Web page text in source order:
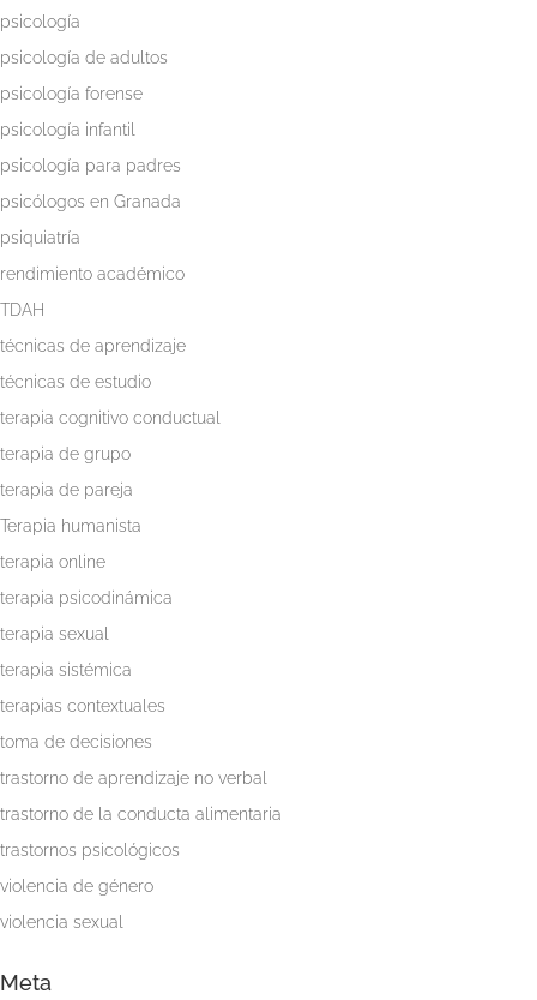
psicología
psicología de adultos
psicología forense
psicología infantil
psicología para padres
psicólogos en Granada
psiquiatría
rendimiento académico
TDAH
técnicas de aprendizaje
técnicas de estudio
terapia cognitivo conductual
terapia de grupo
terapia de pareja
Terapia humanista
terapia online
terapia psicodinámica
terapia sexual
terapia sistémica
terapias contextuales
toma de decisiones
trastorno de aprendizaje no verbal
trastorno de la conducta alimentaria
trastornos psicológicos
violencia de género
violencia sexual
Meta